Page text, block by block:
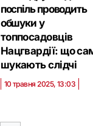
поспіль проводить
обшуки у
топпосадовців
Нацгвардії: що
шукають слідчі
10 травня 2025, 13:03